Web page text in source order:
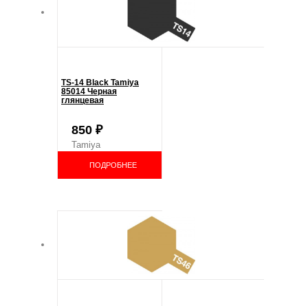
TS-14 Black Tamiya
85014 Черная
глянцевая
850 ₽
Tamiya
ПОДРОБНЕЕ